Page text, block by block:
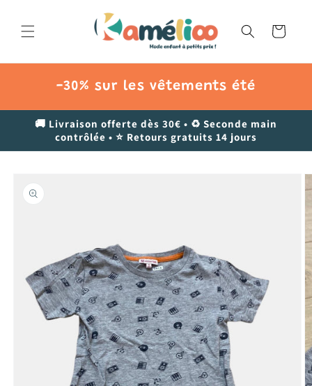
au
contenu
Panier
-30% sur les vêtements été
🚚 Livraison offerte dès 30€ • ♻️ Seconde main
contrôlée • ⭐ Retours gratuits 14 jours
produits